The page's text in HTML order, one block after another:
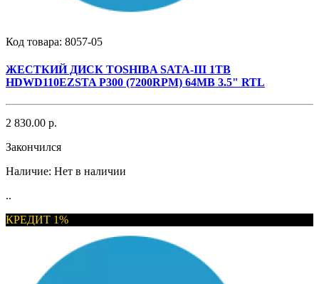
Код товара: 8057-05
ЖЕСТКИЙ ДИСК TOSHIBA SATA-III 1TB
HDWD110EZSTA P300 (7200RPM) 64MB 3.5" RTL
2 830.00 р.
Закончился
Наличие: Нет в наличии
..
КРЕДИТ 1%